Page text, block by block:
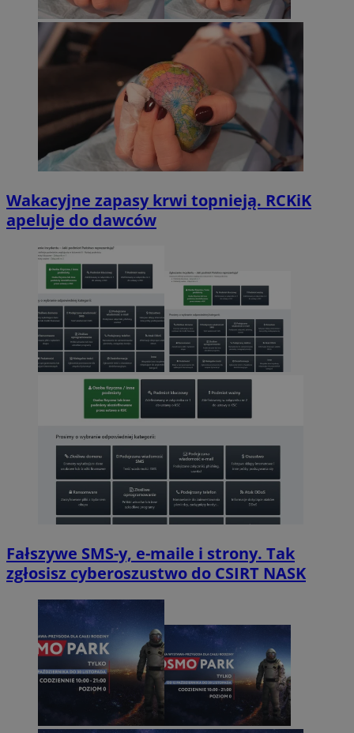
Wakacyjne zapasy krwi topnieją. RCKiK
apeluje do dawców
Fałszywe SMS-y, e-maile i strony. Tak
zgłosisz cyberoszustwo do CSIRT NASK